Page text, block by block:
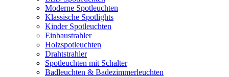
Moderne Spotleuchten
Klassische Spotlights
Kinder Spotleuchten
Einbaustrahler
Holzspotleuchten
Drahtstrahler
Spotleuchten mit Schalter
Badleuchten & Badezimmerleuchten